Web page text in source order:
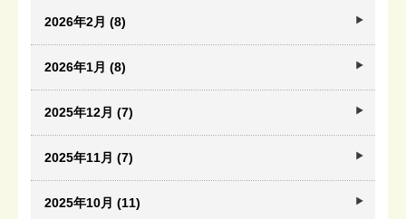
2026年2月 (8)
2026年1月 (8)
2025年12月 (7)
2025年11月 (7)
2025年10月 (11)